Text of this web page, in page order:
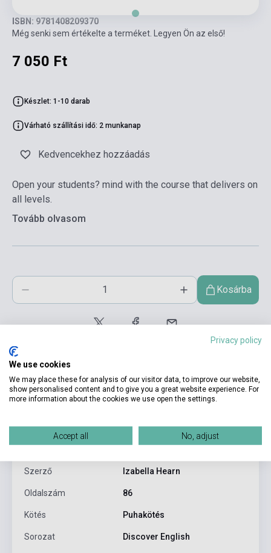
ISBN: 9781408209370
Még senki sem értékelte a terméket. Legyen Ön az első!
7 050 Ft
Készlet: 1-10 darab
Várható szállítási idő: 2 munkanap
Kedvencekhez hozzáadás
Open your students? mind with the course that delivers on
all levels.
Tovább olvasom
Kosárba
Szerző Izabella Hearn
Oldalszám 86
Kötés Puhakötés
Sorozat Discover English
Privacy policy
We use cookies
We may place these for analysis of our visitor data, to improve our website,
show personalised content and to give you a great website experience. For
more information about the cookies we use open the settings.
Accept all No, adjust